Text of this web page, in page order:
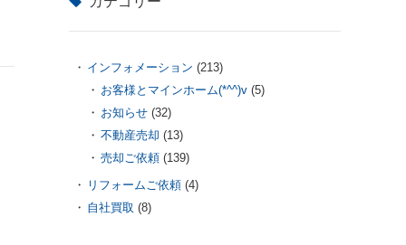
インフォメーション (213)
お客様とマインホーム(*^^)v (5)
お知らせ (32)
不動産売却 (13)
売却ご依頼 (139)
リフォームご依頼 (4)
自社買取 (8)